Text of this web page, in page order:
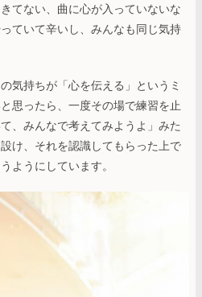
てない、曲に心が入っていないな
ていて辛いし、みんなも同じ気持
気持ちが「心を伝える」というミ
思ったら、一度その場で練習を止
、みんなで考えてみようよ」みた
け、それを認識してもらった上で
ようにしています。